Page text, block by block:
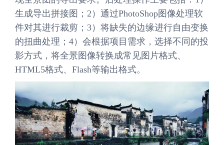
生成导出拼接图；2）通过PhotoShop图像处理软
件对其进行裁剪；3）将缺失的边缘进行自由变换
的扭曲处理；4）会根据项目需求，选择不同的投
影方式，将全景图像转换成常见图片格式、
HTML5格式、Flash等输出格式。